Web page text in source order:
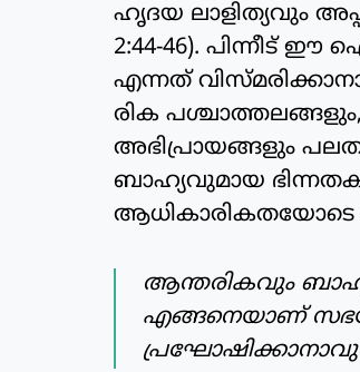
ഹൃദയ ലാളിത്യവും
2:44-46). പിന്നീട്
എന്നത്
രിക
അഭിപ്രായങ്ങളും
ബാഹ്യവുമായ
ആധികാരികതയോടെ
ആന്തരികവും
എങ്ങനെയാണ്